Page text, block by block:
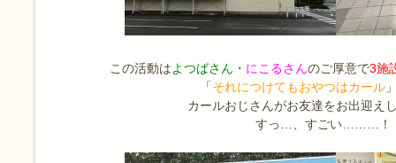
この活動はよつばさん ・ にこるさんのご厚意で3施
「それにつけてもおやつはカール
カールおじさんがお友達をお出迎え
すっ…、すごい………！